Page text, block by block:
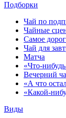
Подборки
Чай по
Чайные
Самое
Чай для
Матча
«Что-
Вечерний
«А что
«Какой-
Виды